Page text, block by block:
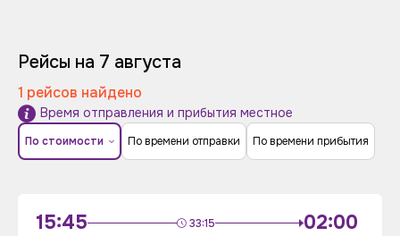
Рейсы на 7 августа
1 рейсов найдено
Время отправления и прибытия местное
По стоимости По времени отправки По времени прибытия
15:45 33:15 02:00